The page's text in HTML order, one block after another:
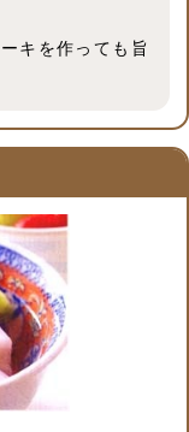
キを作っても旨